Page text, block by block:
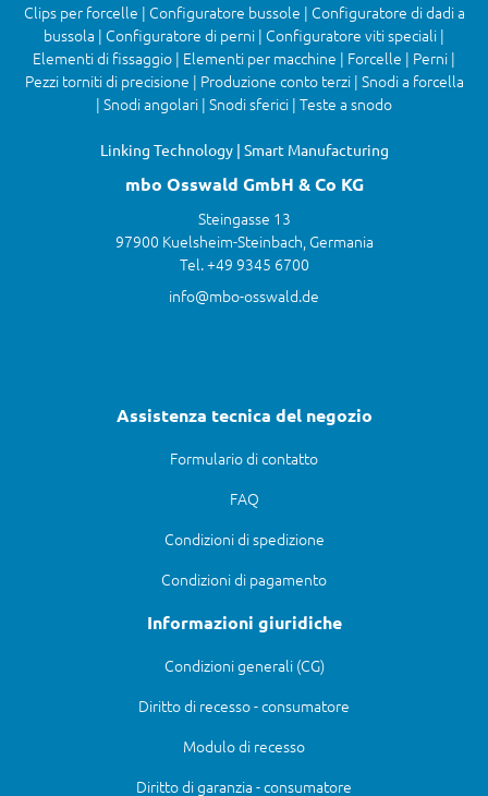
Clips per forcelle | Configuratore bussole | Configuratore di dadi a
bussola | Configuratore di perni | Configuratore viti speciali |
Elementi di fissaggio | Elementi per macchine | Forcelle | Perni |
Pezzi torniti di precisione | Produzione conto terzi | Snodi a forcella
| Snodi angolari | Snodi sferici | Teste a snodo
Linking Technology | Smart Manufacturing
mbo Osswald GmbH & Co KG
Steingasse 13
97900 Kuelsheim-Steinbach, Germania
Tel. +49 9345 6700
info@mbo-osswald.de
Assistenza tecnica del negozio
Formulario di contatto
FAQ
Condizioni di spedizione
Condizioni di pagamento
Informazioni giuridiche
Condizioni generali (CG)
Diritto di recesso - consumatore
Modulo di recesso
Diritto di garanzia - consumatore